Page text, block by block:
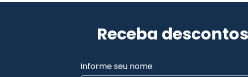
Receba
Informe seu nome